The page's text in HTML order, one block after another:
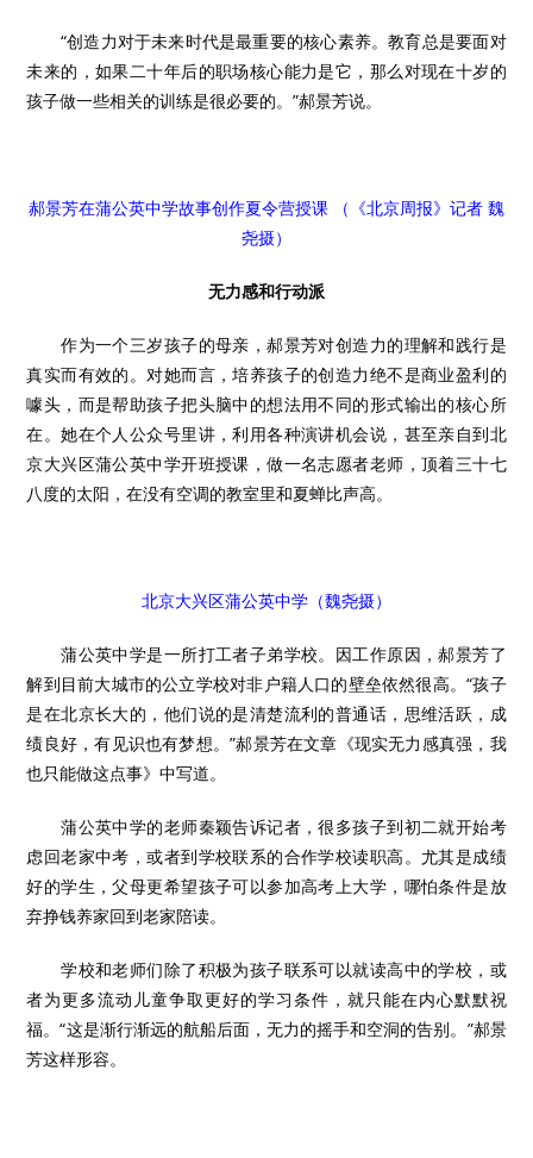
“创造力对于未来时代是最重要的核心素养。教育总是要面对
未来的，如果二十年后的职场核心能力是它，那么对现在十岁的
孩子做一些相关的训练是很必要的。”郝景芳说。
郝景芳在蒲公英中学故事创作夏令营授课 （《北京周报》记者 魏
尧摄）
无力感和行动派
作为一个三岁孩子的母亲，郝景芳对创造力的理解和践行是
真实而有效的。对她而言，培养孩子的创造力绝不是商业盈利的
噱头，而是帮助孩子把头脑中的想法用不同的形式输出的核心所
在。她在个人公众号里讲，利用各种演讲机会说，甚至亲自到北
京大兴区蒲公英中学开班授课，做一名志愿者老师，顶着三十七
八度的太阳，在没有空调的教室里和夏蝉比声高。
北京大兴区蒲公英中学（魏尧摄）
蒲公英中学是一所打工者子弟学校。因工作原因，郝景芳了
解到目前大城市的公立学校对非户籍人口的壁垒依然很高。“孩子
是在北京长大的，他们说的是清楚流利的普通话，思维活跃，成
绩良好，有见识也有梦想。”郝景芳在文章《现实无力感真强，我
也只能做这点事》中写道。
蒲公英中学的老师秦颖告诉记者，很多孩子到初二就开始考
虑回老家中考，或者到学校联系的合作学校读职高。尤其是成绩
好的学生，父母更希望孩子可以参加高考上大学，哪怕条件是放
弃挣钱养家回到老家陪读。
学校和老师们除了积极为孩子联系可以就读高中的学校，或
者为更多流动儿童争取更好的学习条件，就只能在内心默默祝
福。“这是渐行渐远的航船后面，无力的摇手和空洞的告别。”郝景
芳这样形容。